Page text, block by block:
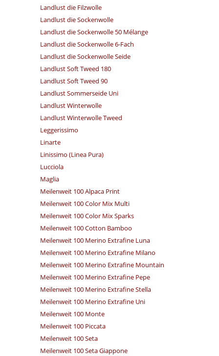
Landlust die Filzwolle
Landlust die Sockenwolle
Landlust die Sockenwolle 50 Mélange
Landlust die Sockenwolle 6-Fach
Landlust die Sockenwolle Seide
Landlust Soft Tweed 180
Landlust Soft Tweed 90
Landlust Sommerseide Uni
Landlust Winterwolle
Landlust Winterwolle Tweed
Leggerissimo
Linarte
Linissimo (Linea Pura)
Lucciola
Maglia
Meilenweit 100 Alpaca Print
Meilenweit 100 Color Mix Multi
Meilenweit 100 Color Mix Sparks
Meilenweit 100 Cotton Bamboo
Meilenweit 100 Merino Extrafine Luna
Meilenweit 100 Merino Extrafine Milano
Meilenweit 100 Merino Extrafine Mountain
Meilenweit 100 Merino Extrafine Pepe
Meilenweit 100 Merino Extrafine Stella
Meilenweit 100 Merino Extrafine Uni
Meilenweit 100 Monte
Meilenweit 100 Piccata
Meilenweit 100 Seta
Meilenweit 100 Seta Giappone